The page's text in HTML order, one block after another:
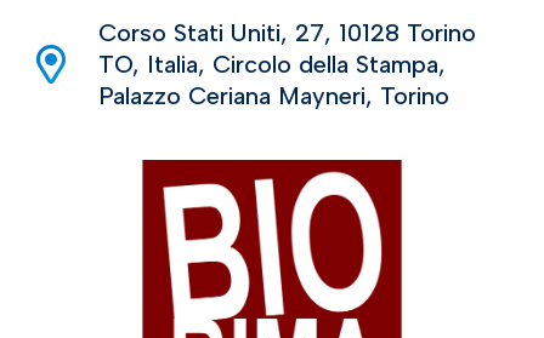
Corso Stati Uniti, 27, 10128 Torino
TO, Italia, Circolo della Stampa,
Palazzo Ceriana Mayneri, Torino